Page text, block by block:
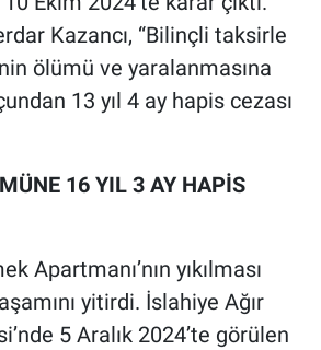
Kazancı, “Bilinçli taksirle
ölümü ve yaralanmasına
13 yıl 4 ay hapis cezası
16 YIL 3 AY HAPİS
Apartmanı’nın yıkılması
yitirdi. İslahiye Ağır
5 Aralık 2024’te görülen